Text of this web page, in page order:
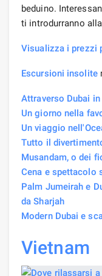
beduino.
ti introdurranno
Visualizza i prezzi
Escursioni insolite
Attraverso Dubai
Un giorno nella
Un viaggio
Tutto il
Musandam, o dei
Cena e spettacolo
Palm Jumeirah e
da Sharjah
Modern Dubai e
Vietnam